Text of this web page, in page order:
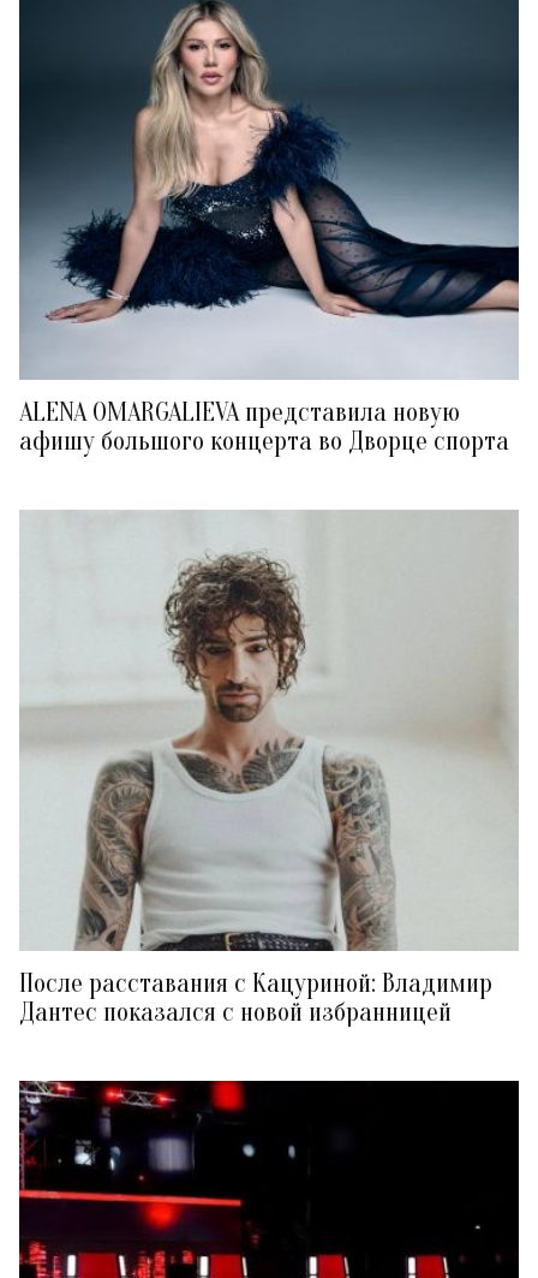
ALENA OMARGALIEVA представила новую
афишу большого концерта во Дворце спорта
После расставания с Кацуриной: Владимир
Дантес показался с новой избранницей